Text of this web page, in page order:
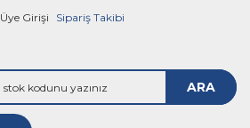
Üye Girişi Sipariş Takibi
ARA